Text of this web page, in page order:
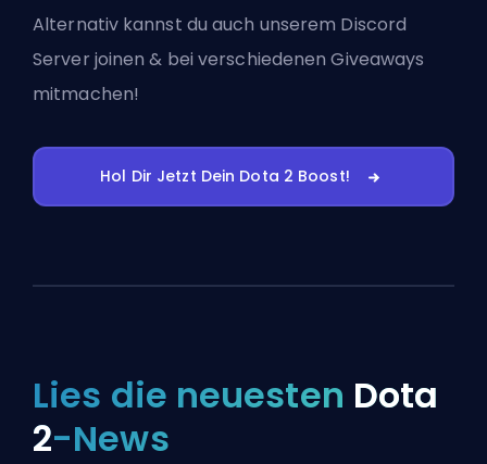
Alternativ kannst du auch unserem Discord
Server joinen & bei verschiedenen Giveaways
mitmachen!
Hol Dir Jetzt Dein Dota 2 Boost!
Lies die neuesten Dota
2-News